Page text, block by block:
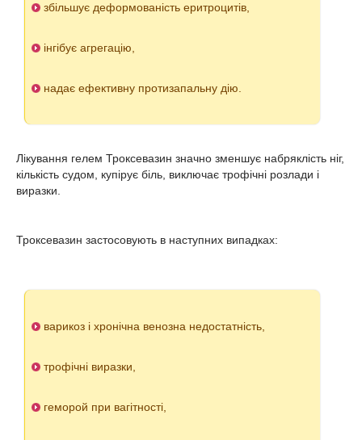
збільшує деформованість еритроцитів,
інгібує агрегацію,
надає ефективну протизапальну дію.
Лікування гелем Троксевазин значно зменшує набряклість ніг,
кількість судом, купірує біль, виключає трофічні розлади і
виразки.
Троксевазин застосовують в наступних випадках:
варикоз і хронічна венозна недостатність,
трофічні виразки,
геморой при вагітності,